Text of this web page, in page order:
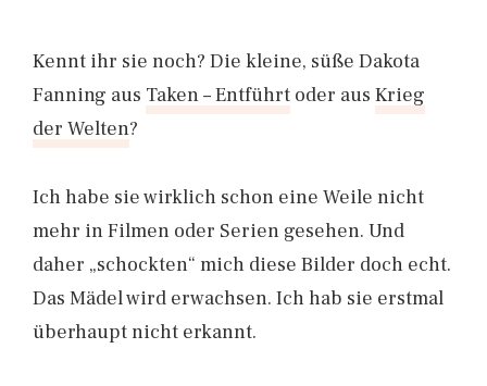
Kennt ihr sie noch? Die kleine, süße Dakota
Fanning aus Taken – Entführt oder aus Krieg
der Welten?
Ich habe sie wirklich schon eine Weile nicht
mehr in Filmen oder Serien gesehen. Und
daher „schockten“ mich diese Bilder doch echt.
Das Mädel wird erwachsen. Ich hab sie erstmal
überhaupt nicht erkannt.